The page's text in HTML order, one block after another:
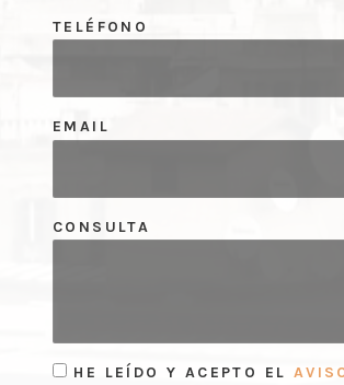
TELÉFONO
EMAIL
CONSULTA
HE LEÍDO Y ACEPTO EL